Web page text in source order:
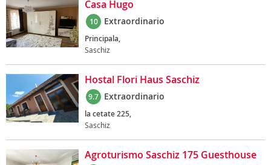
Casa Hugo
10 Extraordinario
Principala,
Saschiz
Hostal Flori Haus Saschiz
9.7 Extraordinario
la cetate 225,
Saschiz
Agroturismo Saschiz 175 Guesthouse